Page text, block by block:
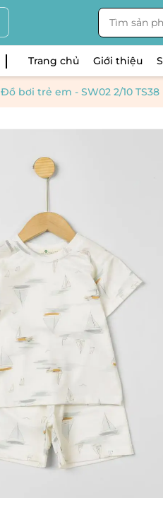
Trang chủ Giới thiệu
Đồ bơi trẻ em - SW02 2/10 TS38